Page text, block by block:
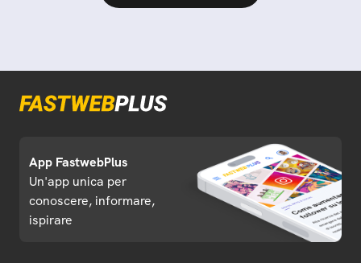
App FastwebPlus
Un'app unica per
conoscere, informare,
ispirare